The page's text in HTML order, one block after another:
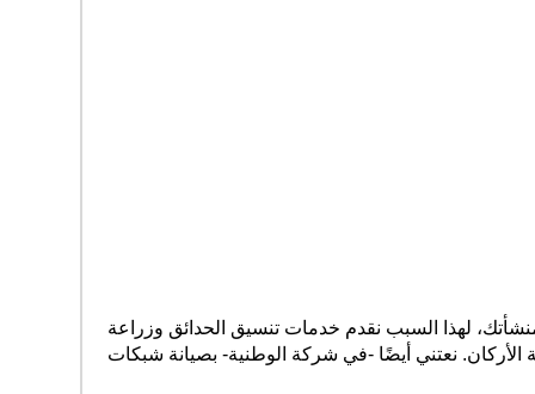
لهذا السبب نقدم خدمات تنسيق الحدائق وزراعة
الأركان. نعتني أيضًا -في شركة الوطنية- بصيانة شبكات